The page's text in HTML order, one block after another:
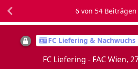
FC Liefering & Nachwuchs
FC Liefering - FAC Wien,
6von 54Beiträgen